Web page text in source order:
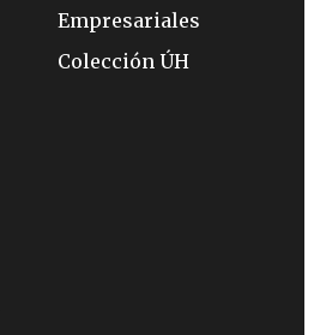
Empresariales
Colección ÚH